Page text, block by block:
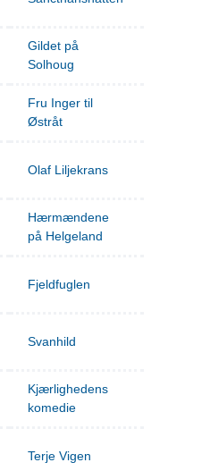
Gildet på
Solhoug
Fru Inger til
Østråt
Olaf Liljekrans
Hærmændene
på Helgeland
Fjeldfuglen
Svanhild
Kjærlighedens
komedie
Terje Vigen